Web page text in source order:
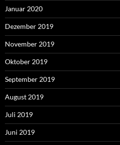
Januar 2020
Dezember 2019
November 2019
Oktober 2019
September 2019
August 2019
Juli 2019
Juni 2019